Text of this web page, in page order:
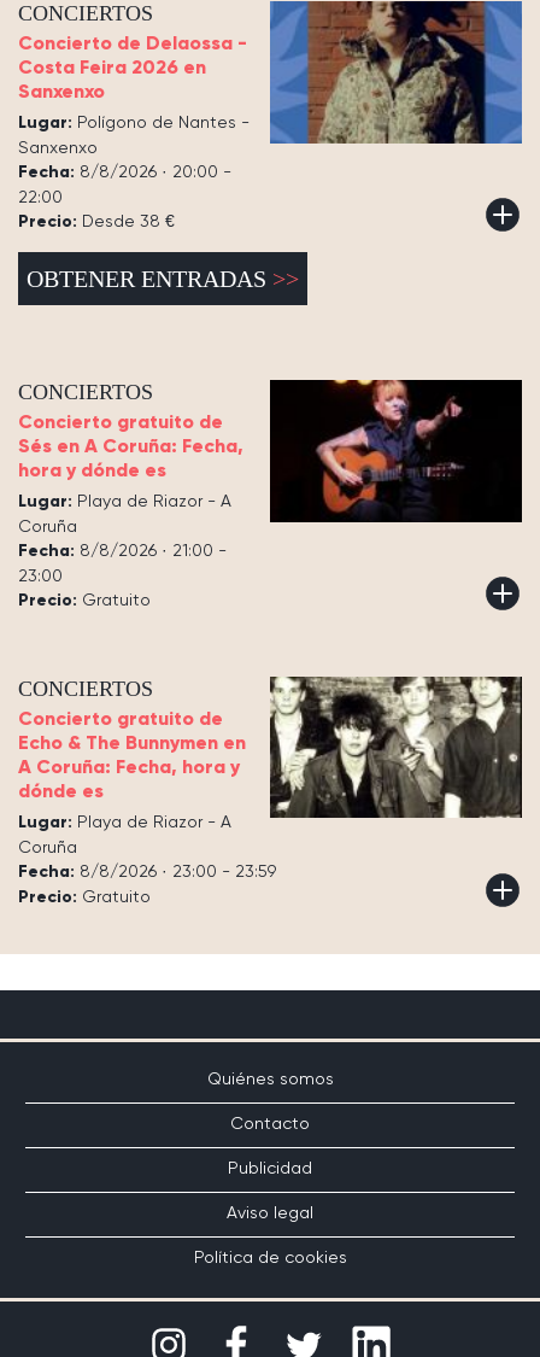
CONCIERTOS
Concierto de Delaossa -
Costa Feira 2026 en
Sanxenxo
Lugar: Polígono de Nantes -
Sanxenxo
Fecha: 8/8/2026 · 20:00 -
22:00
Precio: Desde 38 €
OBTENER ENTRADAS
CONCIERTOS
Concierto gratuito de
Sés en A Coruña: Fecha,
hora y dónde es
Lugar: Playa de Riazor - A
Coruña
Fecha: 8/8/2026 · 21:00 -
23:00
Precio: Gratuito
CONCIERTOS
Concierto gratuito de
Echo & The Bunnymen en
A Coruña: Fecha, hora y
dónde es
Lugar: Playa de Riazor - A
Coruña
Fecha: 8/8/2026 · 23:00 - 23:59
Precio: Gratuito
Quiénes somos
Contacto
Publicidad
Aviso legal
Política de cookies